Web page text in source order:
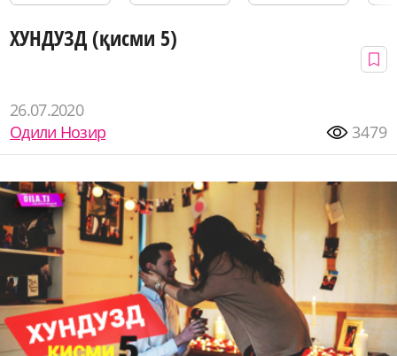
ХУНДУЗД (қисми 5)
26.07.2020
Одили Нозир
3479